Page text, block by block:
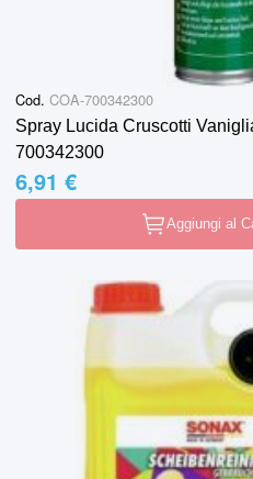
Cod. COA-700342300
Spray Lucida Cruscotti
700342300
6,91 €
Aggiungi al